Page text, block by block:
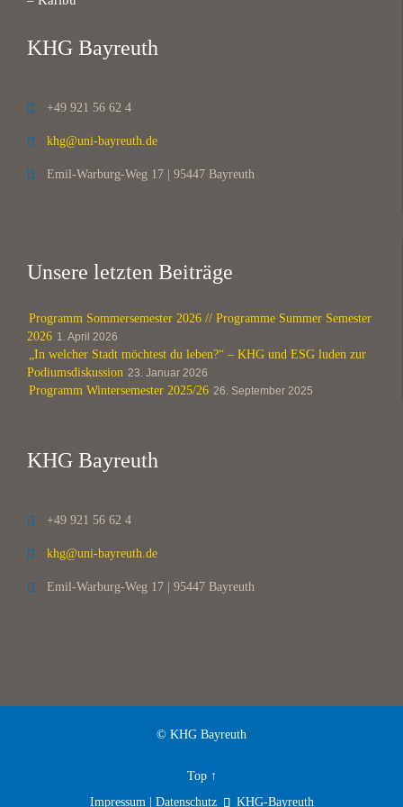
KHG Bayreuth
 +49 921 56 62 4
 khg@uni-bayreuth.de
 Emil-Warburg-Weg 17 | 95447 Bayreuth
Unsere letzten Beiträge
Programm Sommersemester 2026 // Programme Summer Semester
2026 1. April 2026
„In welcher Stadt möchtest du leben?“ – KHG und ESG luden zur
Podiumsdiskussion 23. Januar 2026
Programm Wintersemester 2025/26 26. September 2025
KHG Bayreuth
 +49 921 56 62 4
 khg@uni-bayreuth.de
 Emil-Warburg-Weg 17 | 95447 Bayreuth
© KHG Bayreuth
Top↑
Impressum | Datenschutz
 KHG-Bayreuth